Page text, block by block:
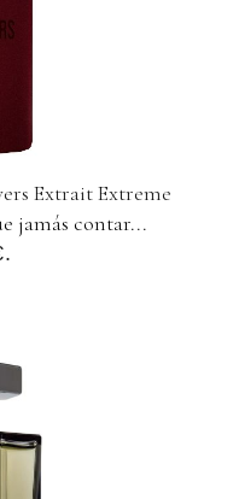
Extrait Extreme
jamás contar...